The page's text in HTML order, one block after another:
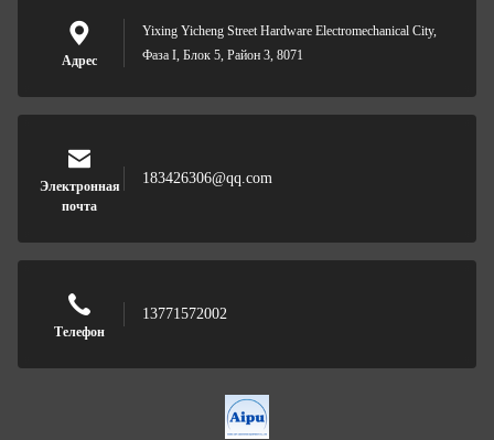
Адрес
Yixing Yicheng Street Hardware Electromechanical City,
Фаза I, Блок 5, Район 3, 8071
Электронная
почта
183426306@qq.com
Телефон
13771572002